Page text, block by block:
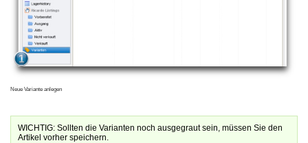
Neue Variante anlegen
WICHTIG: Sollten die Varianten noch ausgegraut sein, müssen Sie den
Artikel vorher speichern.